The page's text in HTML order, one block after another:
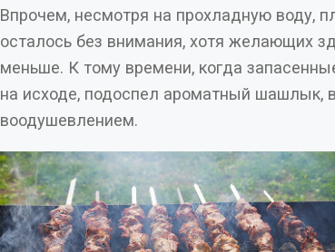
Впрочем, несмотря на прохладную воду,
осталось без внимания, хотя желающих здесь было значительно
меньше. К тому времени, когда запасенные с утра калории были
на исходе, подоспел ароматный шашлык,
воодушевлением.